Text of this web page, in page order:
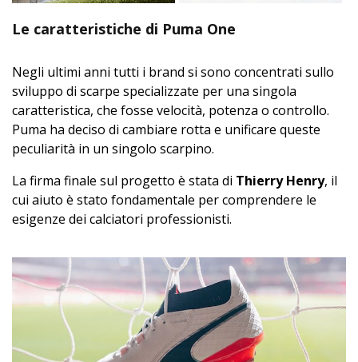
Le caratteristiche di Puma One
Negli ultimi anni tutti i brand si sono concentrati sullo
sviluppo di scarpe specializzate per una singola
caratteristica, che fosse velocità, potenza o controllo.
Puma ha deciso di cambiare rotta e unificare queste
peculiarità in un singolo scarpino.
La firma finale sul progetto è stata di Thierry Henry, il
cui aiuto è stato fondamentale per comprendere le
esigenze dei calciatori professionisti.